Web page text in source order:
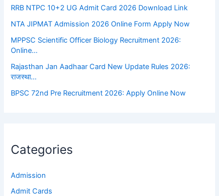
RRB NTPC 10+2 UG Admit Card 2026 Download Link
NTA JIPMAT Admission 2026 Online Form Apply Now
MPPSC Scientific Officer Biology Recruitment 2026:
Online…
Rajasthan Jan Aadhaar Card New Update Rules 2026:
राजस्था…
BPSC 72nd Pre Recruitment 2026: Apply Online Now
Categories
Admission
Admit Cards